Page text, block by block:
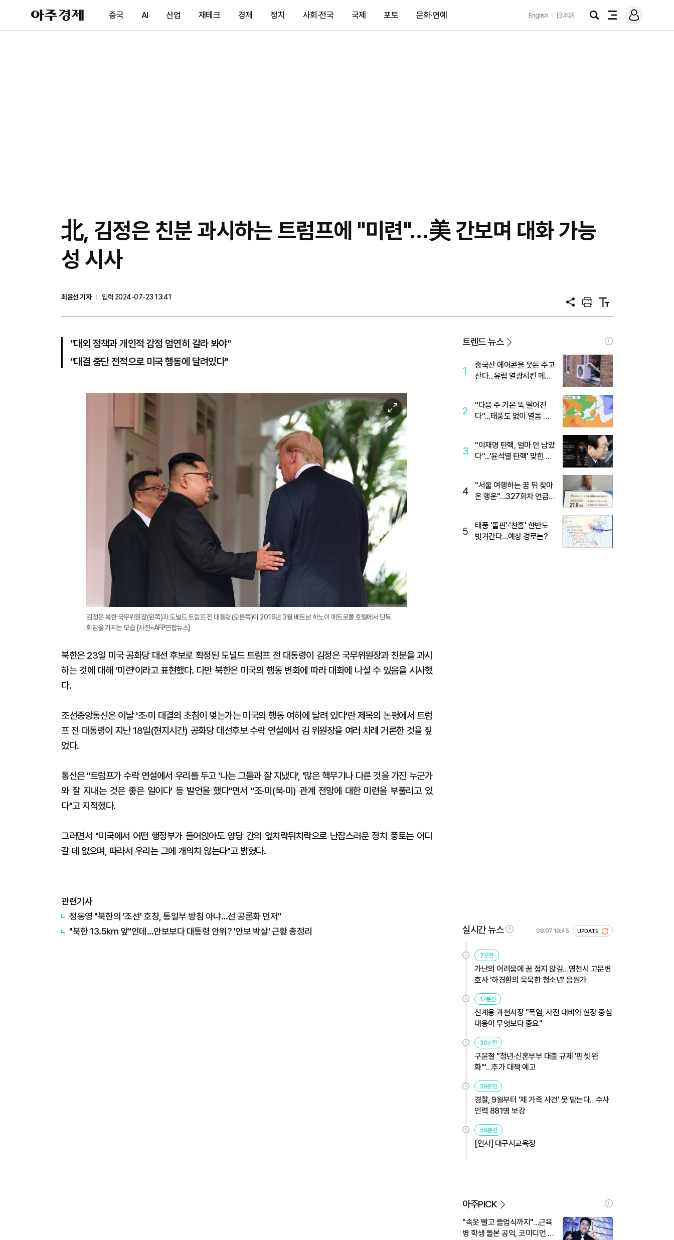
아
주
제
중국 AI 산업 재테크 경제 정치 사회·전국 국제 포토 문화·연예 English 日本語
검
전
메
그
北, 김정은 친분 과시하는 트럼프에 "미련"…美 간보며 대화 가능
성 시사
최윤선 기자
입력 2024-07-23 13:41
공
프
트
텍
트
"대외 정책과 개인적 감정 엄연히 갈라 봐야"
"대결 중단 전적으로 미국 행동에 달려있다"
이
미
지
확
대
김정은 북한 국무위원장(왼쪽)과 도널드 트럼프 전 대통령(오른쪽)이 2019년 3월 베트남 하노이 메트로폴 호텔에서 단독
회담을 가지는 모습 [사진=AFP연합뉴스]
북한은 23일 미국 공화당 대선 후보로 확정된 도널드 트럼프 전 대통령이 김정은 국무위원장과 친분을 과시
하는 것에 대해 '미련'이라고 표현했다. 다만 북한은 미국의 행동 변화에 따라 대화에 나설 수 있음을 시사했
다.
조선중앙통신은 이날 '조·미 대결의 초침이 멎는가는 미국의 행동 여하에 달려 있다'란 제목의 논평에서 트럼
프 전 대통령이 지난 18일(현지시간) 공화당 대선후보 수락 연설에서 김 위원장을 여러 차례 거론한 것을 짚
었다.
통신은 "트럼프가 수락 연설에서 우리를 두고 '나는 그들과 잘 지냈다', '많은 핵무기나 다른 것을 가진 누군가
와 잘 지내는 것은 좋은 일이다' 등 발언을 했다"면서 "조·미(북·미) 관계 전망에 대한 미련을 부풀리고 있
다"고 지적했다.
그러면서 "미국에서 어떤 행정부가 들어앉아도 양당 간의 엎치락뒤치락으로 난잡스러운 정치 풍토는 어디
갈 데 없으며, 따라서 우리는 그에 개의치 않는다"고 밝혔다.
관련기사
정동영 "북한의 '조선' 호칭, 통일부 방침 아냐...선 공론화 먼저"
"북한 13.5km 앞"인데...안보보다 대통령 안위? '안보 박살' 근황 총정리
트렌드 뉴스
1
중국산 에어콘을 웃돈 주고
산다...유럽 열광시킨 메이
2
"다음 주 기온 뚝 떨어진
다"…태풍도 없이 열돔 박
3
"이재명 탄핵, 얼마 안 남았
다"...'윤석열 탄핵' 맞힌 무
4
"서울 여행하는 꿈 뒤 찾아
온 행운"…327회차 연금
5
태풍 '돌핀'·'찬홈' 한반도
빗겨간다…예상 경로는?
실시간 뉴스 08.07 19:45 UPDATE
7분전
가난의 어려움에 꿈 접지 않길…영천시 고문변
호사 '하경환의 묵묵한 청소년' 응원가
17분전
신계용 과천시장 "폭염, 사전 대비와 현장 중심
대응이 무엇보다 중요"
30분전
구윤철 "청년·신혼부부 대출 규제 '핀셋 완
화'"…추가 대책 예고
39분전
경찰, 9월부터 '제 가족 사건' 못 맡는다…수사
인력 881명 보강
58분전
[인사] 대구시교육청
아주PICK
"속옷 빨고 졸업식까지"…근육
병 학생 돌본 공익, 코미디언 김